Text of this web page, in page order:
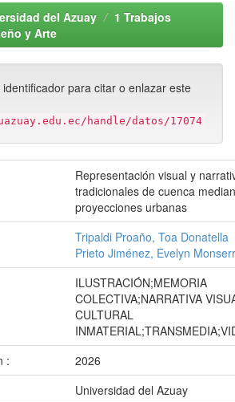
del Azuay
1 Trabajos
y Arte
para citar o enlazar este
handle/datos/17074
Representación visual y
tradicionales de cuenca
proyecciones urbanas
Tripaldi Proaño, Toa Donatella
Prieto Jiménez, Evelyn
ILUSTRACIÓN;MEMORIA
COLECTIVA;NARRATIVA
CULTURAL
:
2026
Universidad del Azuay